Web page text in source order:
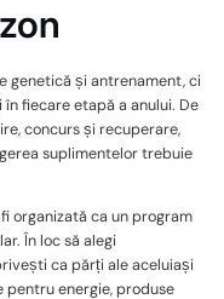
genetică și antrenament, ci
fiecare etapă a anului. De
concurs și recuperare,
suplimentelor trebuie
organizată ca un program
În loc să alegi
ca părți ale aceluiași
energie, produse